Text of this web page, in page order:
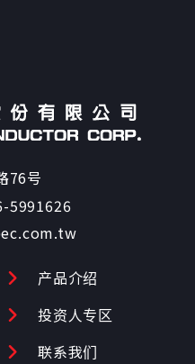
84
87
90
96
76号
5991626
产品介绍
投资人专区
联系我们